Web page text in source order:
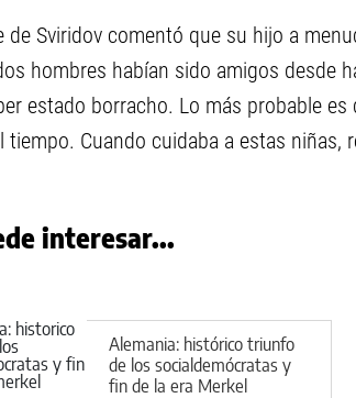
de Sviridov comentó que su hijo a
hombres habían sido amigos desde
estado borracho. Lo más probable
tiempo. Cuando cuidaba a estas niñas,
interesar...
Alemania: histórico triunfo
de los socialdemócratas y
fin de la era Merkel